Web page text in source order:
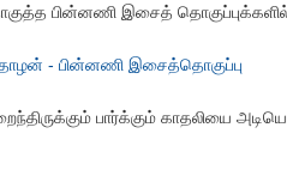
பின்னணி இசைத்
- பின்னணி இசைத்தொகுப்பு
பார்க்கும் காதலியை